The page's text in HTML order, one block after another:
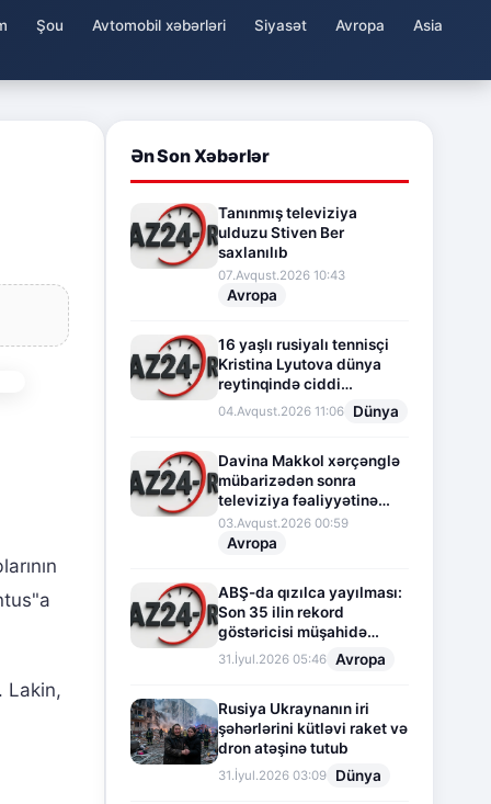
Şou Avtomobil xəbərləri Siyasət Avropa
Asia
Lakin,
Ən Son Xəbərlər
Tanınmış televiziya
ulduzu Stiven Ber
saxlanılıb
07.Avqust.2026 10:43
Avropa
16 yaşlı rusiyalı tennisçi
Kristina Lyutova dünya
reytinqində ciddi
irəliləyişə imza atdı
04.Avqust.2026 11:06 Dünya
Davina Makkol xərçənglə
mübarizədən sonra
televiziya fəaliyyətinə
fasilə verir
03.Avqust.2026 00:59
Avropa
ABŞ-da qızılca yayılması:
Son 35 ilin rekord
göstəricisi müşahidə
olunur
31.İyul.2026 05:46 Avropa
Rusiya Ukraynanın iri
şəhərlərini kütləvi raket və
dron atəşinə tutub
31.İyul.2026 03:09 Dünya